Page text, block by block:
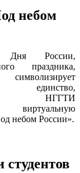
небом
России,
праздника,
единство,
НГГТИ
виртуальную
небом России».